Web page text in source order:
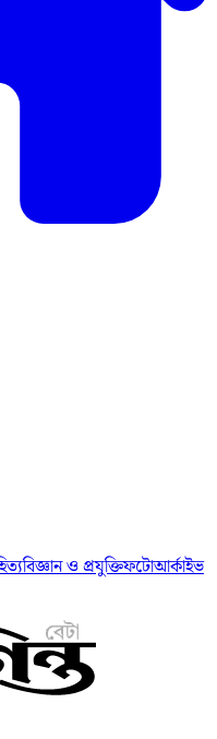
বিজ্ঞান ও প্রযুক্তিফটোআর্কাইভ